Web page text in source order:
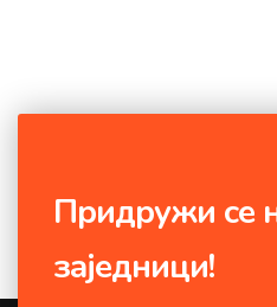
Придружи се
заједници!